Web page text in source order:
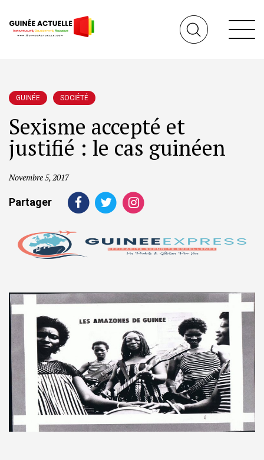
GUINÉE SOCIÉTÉ
Sexisme accepté et
justifié : le cas guinéen
Novembre 5, 2017
Partager